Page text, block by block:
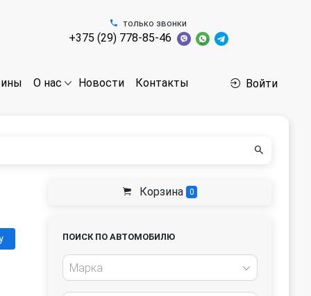
только звонки
+375 (29) 778-85-46
О нас Новости Контакты Войти
Корзина 0
ПОИСК ПО АВТОМОБИЛЮ
Марка